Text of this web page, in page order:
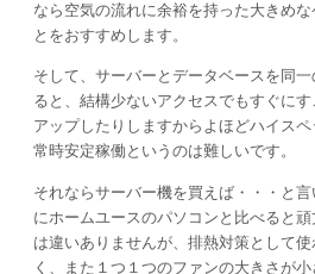
なら空気の流れに余裕を持った大きめ
とをおすすめします。
そして、サーバーとデータベースを同
ると、結構少ないアクセスでもすぐに
アップしたりしますからよほどハイス
常時安定稼働というのは難しいです。
それならサーバー機を買えば・・・と
にホームユースのパソコンと比べると
は違いありませんが、排熱対策として
く、また１つ１つのファンの大きさが